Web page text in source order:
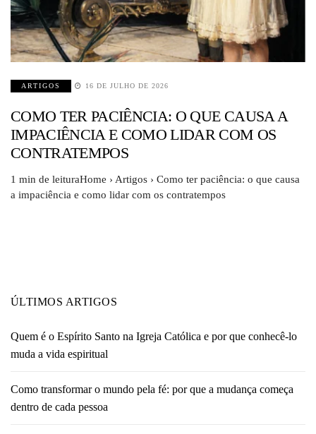
ARTIGOS 16 DE JULHO DE 2026
COMO TER PACIÊNCIA: O QUE CAUSA A
IMPACIÊNCIA E COMO LIDAR COM OS
CONTRATEMPOS
1 min de leituraHome › Artigos › Como ter paciência: o que causa
a impaciência e como lidar com os contratempos
ÚLTIMOS ARTIGOS
Quem é o Espírito Santo na Igreja Católica e por que conhecê-lo
muda a vida espiritual
Como transformar o mundo pela fé: por que a mudança começa
dentro de cada pessoa